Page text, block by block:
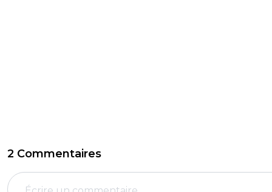
2 Commentaires